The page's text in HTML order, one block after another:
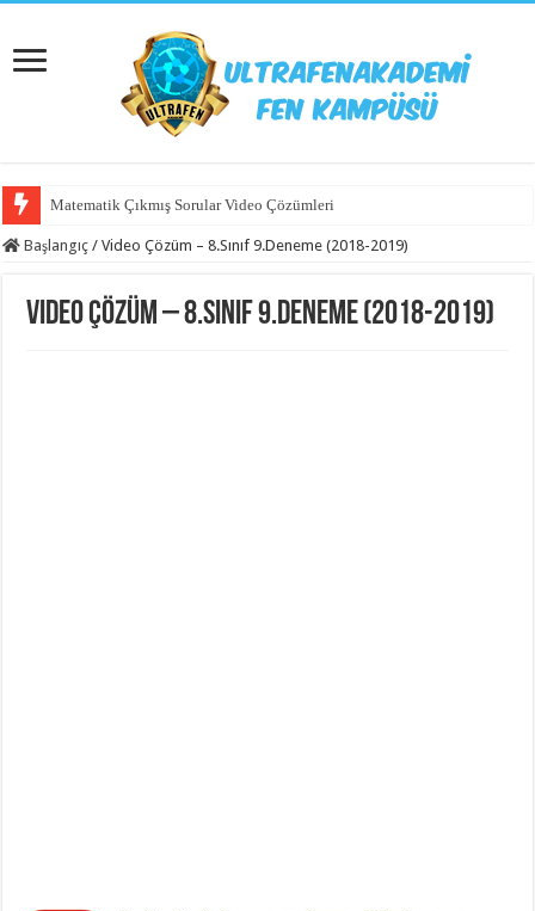
Matematik Çıkmış Sorular Video Çözümleri
Başlangıç / Video Çözüm – 8.Sınıf 9.Deneme (2018-2019)
Video Çözüm – 8.Sınıf 9.Deneme (2018-2019)